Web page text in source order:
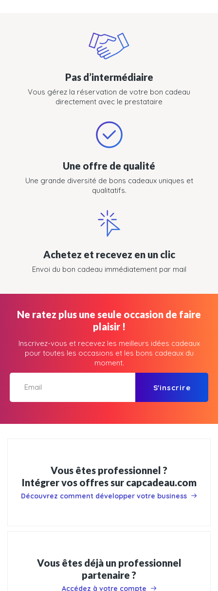
Pas d’intermédiaire
Vous gérez la réservation de votre bon cadeau
directement avec le prestataire
Une offre de qualité
Une grande diversité de bons cadeaux uniques et
qualitatifs.
Achetez et recevez en un clic
Envoi du bon cadeau immédiatement par mail
Ne ratez plus une seule occasion de faire
plaisir !
Inscrivez-vous et recevez les meilleurs idées cadeaux
pour toutes les occasions et les bons cadeaux du
moment.
S'inscrire
Vous êtes professionnel ?
Intégrer vos offres sur capcadeau.com
Découvrez comment développer votre business
Vous êtes déjà un professionnel
partenaire ?
Accédez à votre compte